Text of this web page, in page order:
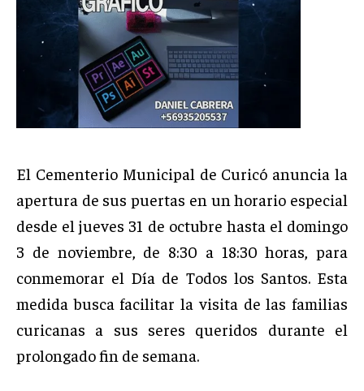
El Cementerio Municipal de Curicó anuncia la
apertura de sus puertas en un horario especial
desde el jueves 31 de octubre hasta el domingo
3 de noviembre, de 8:30 a 18:30 horas, para
conmemorar el Día de Todos los Santos. Esta
medida busca facilitar la visita de las familias
curicanas a sus seres queridos durante el
prolongado fin de semana.